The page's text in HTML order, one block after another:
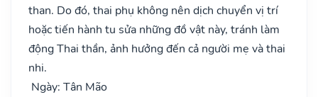
than. Do đó, thai phụ không nên dịch chuyển vị trí
hoặc tiến hành tu sửa những đồ vật này, tránh làm
động Thai thần, ảnh hưởng đến cả người mẹ và thai
nhi.
Ngày: Tân Mão